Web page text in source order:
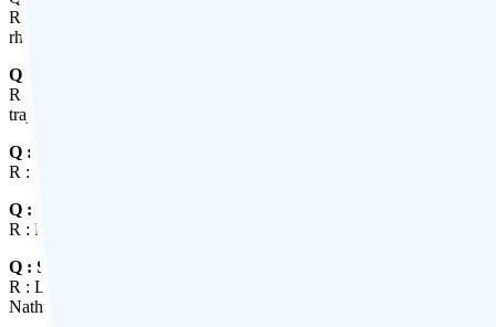
R : L’automne (octobre-novembre) est la meilleure saison pour
rhododendrons en pleine floraison.
Q : Y a-t-il un aéroport à Gangtok ?
R : Non, il n’y a pas d’aéroport à Gangtok. Cependant, si vous
trajet routier prendra 4 à 5 heures.
Q : Comment rejoindre Gangtok en train ?
R : Il n’y a pas de gare à Gangtok, vous devrez donc rejoindre New
Q : Quels modes de transport sont disponibles pour se déplacer
R : La meilleure façon de voyager depuis vos hôtels de Gangtok
Q : Suggérez des choses à faire à Gangtok pour les aventuriers.
R : Le rafting, le parapente et le trekking font partie des activités
Nathu La, qui est l’une des routes carrossables les plus belles d’Inde.